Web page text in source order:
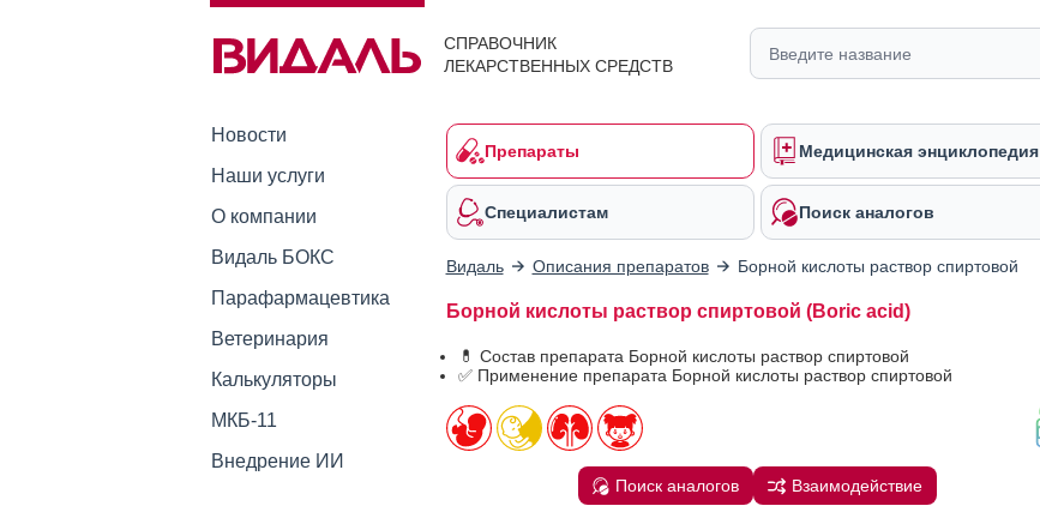
СПРАВОЧНИК
ЛЕКАРСТВЕННЫХ СРЕДСТВ
Новости
Наши услуги
О компании
Видаль БОКС
Парафармацевтика
Ветеринария
Калькуляторы
МКБ-11
Внедрение ИИ
Препараты Медицинская энциклопедия
Специалистам Поиск аналогов
Видаль Описания препаратов Борной кислоты раствор спиртовой
Борной кислоты раствор спиртовой (Boric acid)
💊 Состав препарата Борной кислоты раствор спиртовой
✅ Применение препарата Борной кислоты раствор спиртовой
Поиск аналогов Взаимодействие